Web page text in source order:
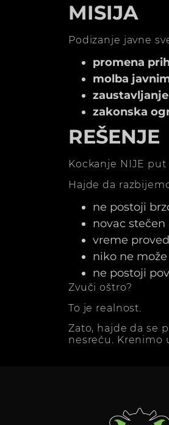
MISIJA
Podizanje javne
promena
molba
zakonska
REŠENJE
Kockanje NIJE
Hajde da
ne postoji
novac
vreme
niko ne
ne postoji
Zvuči oštro?
To je realnost.
Zato, hajde da se
nesreću. Krenimo